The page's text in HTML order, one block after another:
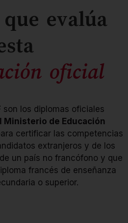
evalúa
oficial
son los diplomas oficiales
Ministerio de Educación
certificar las competencias
extranjeros y de los
un país no francófono y que
francés de enseñanza
o superior.
Este nivel valida los
como un actor social. El
candidato ya es capaz de
realizar tareas sencillas
de la vida cotidiana.
Puede utilizar las
fórmulas de cortesía y de
intercambio más
frecuentes.